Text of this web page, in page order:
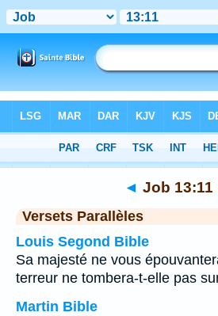
Chapitre 13 > Verset 11
◄ Job 13:11
Versets Parallèles
Louis Segond Bible
Sa majesté ne vous
terreur ne tombera-t-elle pas
Martin Bible